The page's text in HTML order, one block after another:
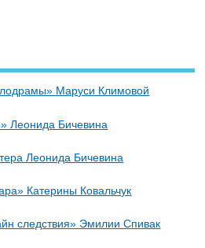
Маруси Климовой
Леонида Бичевина
Леонида Бичевина
Катерины Ковальчук
следствия» Эмилии Спивак